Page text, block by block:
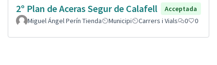
2º Plan de Aceras Segur de Calafell
Acceptada
Miguel Ángel Perín Tienda
Municipi Carrers i Vials 0 0